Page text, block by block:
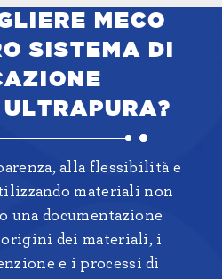
MECO
SISTEMA DI
alla flessibilità e
materiali non
una documentazione
origini dei materiali, i
e i processi di